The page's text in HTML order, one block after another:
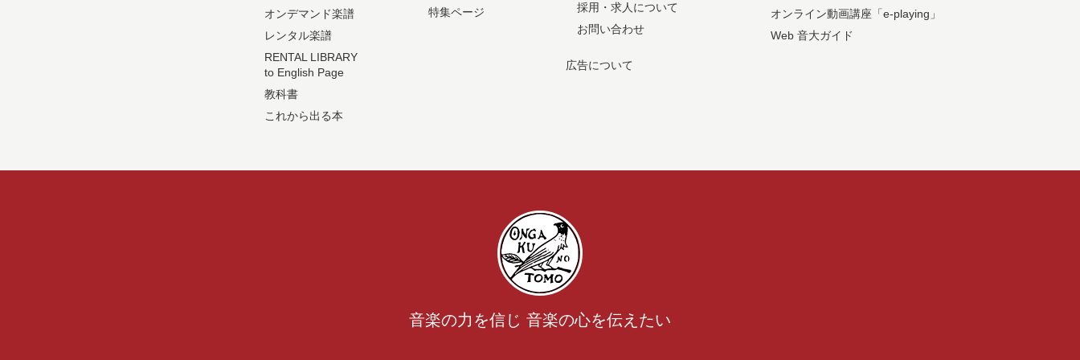
オンデマンド楽譜
レンタル楽譜
RENTAL LIBRARY
to English Page
教科書
これから出る本
特集ページ
採用・求人について
お問い合わせ
広告について
オンライン動画講座「e-playing」
Web 音大ガイド
音楽の力を信じ 音楽の心を伝えたい